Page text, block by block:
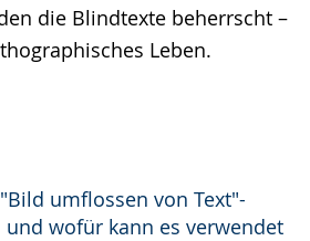
die Blindtexte beherrscht –
Leben.
umflossen von Text"-
wofür kann es verwendet